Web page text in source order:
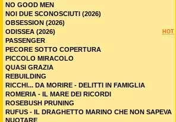
NO GOOD MEN
NOI DUE SCONOSCIUTI (2026)
OBSESSION (2026)
HOT
ODISSEA (2026)
PASSENGER
PECORE SOTTO COPERTURA
PICCOLO MIRACOLO
QUASI GRAZIA
REBUILDING
RICCHI... DA MORIRE - DELITTI IN FAMIGLIA
ROMERIA - IL MARE DEI RICORDI
ROSEBUSH PRUNING
RUFUS - IL DRAGHETTO MARINO CHE NON SAPEVA
NUOTARE